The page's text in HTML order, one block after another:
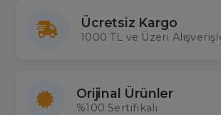
Ücretsiz Kargo
1000 TL ve Üzeri
Orijinal Ürünler
%100 Sertifikalı